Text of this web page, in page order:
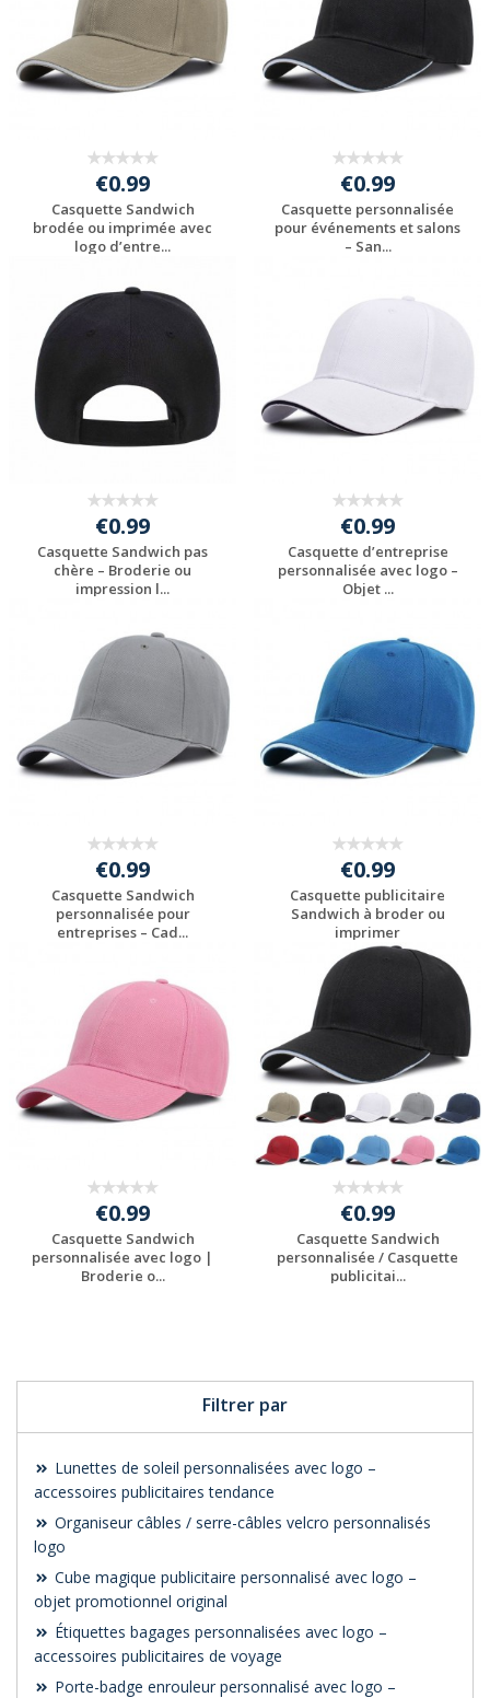
Filtrer par
Lunettes de soleil personnalisées avec logo –
accessoires publicitaires tendance
Organiseur câbles / serre-câbles velcro personnalisés
logo
Cube magique publicitaire personnalisé avec logo –
objet promotionnel original
Étiquettes bagages personnalisées avec logo –
accessoires publicitaires de voyage
Porte-badge enrouleur personnalisé avec logo –
€0.99
Casquette Sandwich
brodée ou imprimée avec
logo d’entre...
votre logo
€0.99
Casquette personnalisée
pour événements et salons
– San...
votre logo
€0.99
Casquette Sandwich pas
chère – Broderie ou
impression l...
votre logo
€0.99
Casquette d’entreprise
personnalisée avec logo –
Objet ...
votre logo
€0.99
Casquette Sandwich
personnalisée pour
entreprises – Cad...
votre logo
€0.99
Casquette publicitaire
Sandwich à broder ou
imprimer
Personnaliser avec
€0.99
Casquette Sandwich
personnalisée avec logo |
Broderie o...
€0.99
Casquette Sandwich
personnalisée / Casquette
publicitai...